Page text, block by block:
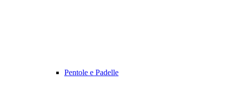
Pentole e Padelle